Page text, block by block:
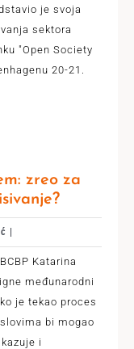
je svoja
sektora
"Open Society
20-21.
zreo za
|
Katarina
međunarodni
je tekao proces
bi mogao
i